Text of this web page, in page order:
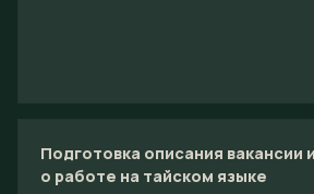
Подготовка описания вакансии
о работе на тайском языке